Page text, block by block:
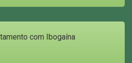
com Ibogaína